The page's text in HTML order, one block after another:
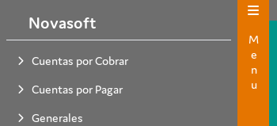
Novasoft
Cuentas por Cobrar
Cuentas por Pagar
Generales
Menu